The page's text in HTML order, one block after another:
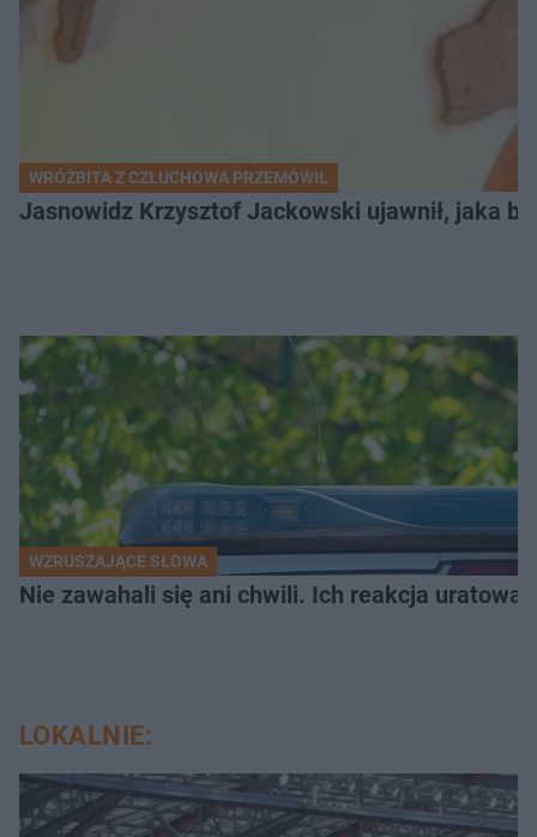
WRÓŻBITA Z CZŁUCHOWA PRZEMÓWIŁ
Jasnowidz Krzysztof Jackowski ujawnił, jaka
WZRUSZAJĄCE SŁOWA
Nie zawahali się ani chwili. Ich reakcja
LOKALNIE: